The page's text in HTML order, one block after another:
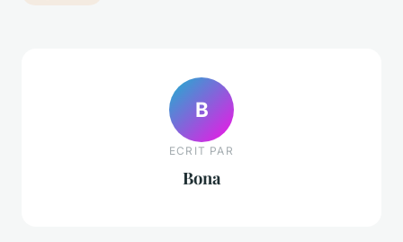
B
ECRIT PAR
Bona